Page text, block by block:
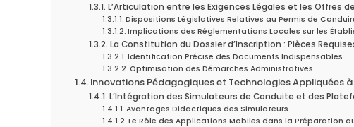
L’Articulation entre les Exigences Légales et les Offres
Dispositions Législatives Relatives au Permis de
Implications des Réglementations Locales sur les
La Constitution du Dossier d’Inscription : Pièces
Identification Précise des Documents Indispensables
Optimisation des Démarches Administratives
Innovations Pédagogiques et Technologies Appliquées
L’Intégration des Simulateurs de Conduite et des
Avantages Didactiques des Simulateurs
Le Rôle des Applications Mobiles dans la Préparation